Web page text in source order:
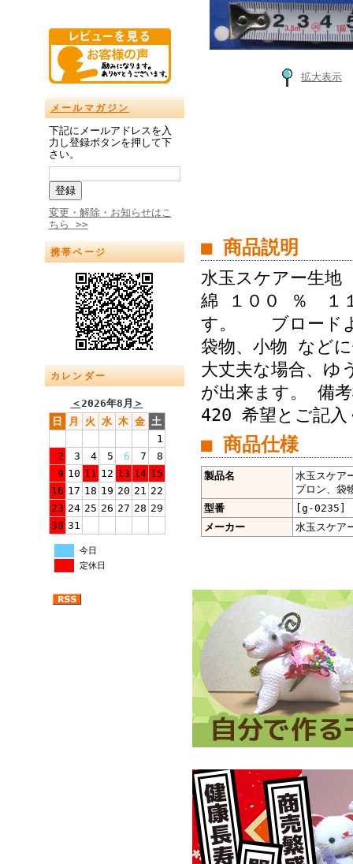
メールマガジン
下記にメールアドレスを入
力し登録ボタンを押して下
さい。
変更・解除・お知らせはこ
ちら >>
携帯ページ
カレンダー
＜2026年8月 ＞
日
月 火 水 木 金 土
1
2
3 4 5 6 7
8
9 10 11 12 13 14 15
16 17 18 19 20 21 22
23 24 25 26 27 28 29
30 31
今日
定休日
拡大表示
■ 商品説明
水玉スケアー
綿 １００ ％ １
す。 ブロード
袋物、小物 な
大丈夫な場合、
が出来ます。 備
420 希望とご記入
■ 商品仕様
製品名
水玉スケ
プロン、
型番
[g-0235]
メーカー
水玉スケア